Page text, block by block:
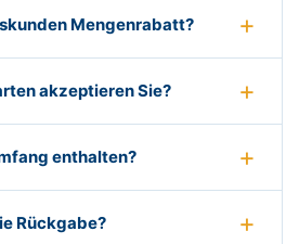
Mengenrabatt?
akzeptieren Sie?
enthalten?
Rückgabe?